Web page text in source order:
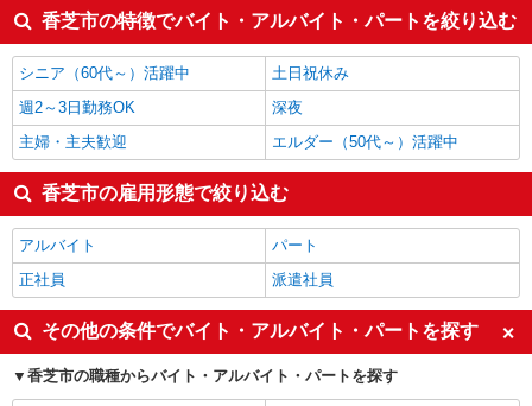
香芝市の特徴でバイト・アルバイト・パートを絞り込む
シニア（60代～）活躍中
土日祝休み
週2～3日勤務OK
深夜
主婦・主夫歓迎
エルダー（50代～）活躍中
香芝市の雇用形態で絞り込む
アルバイト
パート
正社員
派遣社員
その他の条件でバイト・アルバイト・パートを探す
香芝市の職種からバイト・アルバイト・パートを探す